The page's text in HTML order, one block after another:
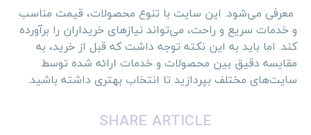
معرفی می‌شود. این سایت با تنوع محصولات، قیمت مناسب
و خدمات سریع و راحت، می‌تواند نیازهای خریداران را برآورده
کند. اما باید به این نکته توجه داشت که قبل از خرید، به
مقایسه دقیق بین محصولات و خدمات ارائه شده توسط
سایت‌های مختلف بپردازید تا انتخاب بهتری داشته باشید.
SHARE ARTICLE